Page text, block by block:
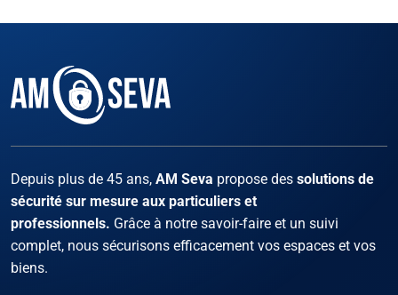
Depuis plus de 45 ans, AM Seva propose des solutions de
sécurité sur mesure aux particuliers et
professionnels. Grâce à notre savoir-faire et un suivi
complet, nous sécurisons efficacement vos espaces et vos
biens.